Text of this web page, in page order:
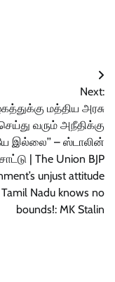
Next:
மத்திய அரசு
வரும் அநீதிக்கு
இல்லை’’ – ஸ்டாலின்
| The Union BJP
unjust attitude
Nadu knows no
bounds!: MK Stalin